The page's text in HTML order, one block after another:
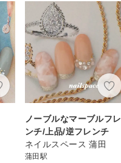
ノーブルなマーブルフレ
ンチ/上品/逆フレンチ
ネイルスペース 蒲田
蒲田駅